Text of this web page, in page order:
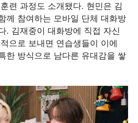
련 과정도 소개됐다. 현민은 김
께 참여하는 모바일 단체 대화방
. 김재중이 대화방에 직접 자신
으로 보내면 연습생들이 이에
한 방식으로 남다른 유대감을 쌓